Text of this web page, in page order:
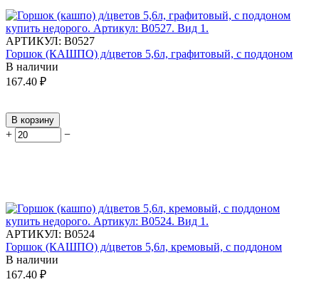
АРТИКУЛ: В0527
Горшок (КАШПО) д/цветов 5,6л, графитовый, с поддоном
В наличии
167.40 ₽
В корзину
+ −
АРТИКУЛ: В0524
Горшок (КАШПО) д/цветов 5,6л, кремовый, с поддоном
В наличии
167.40 ₽